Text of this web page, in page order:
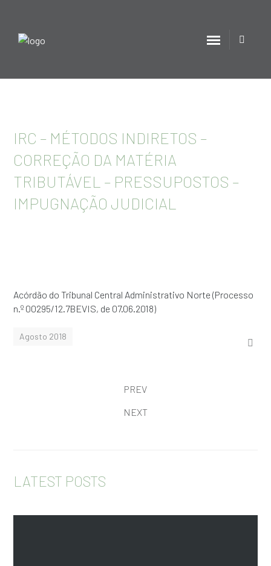
IRC – MÉTODOS INDIRETOS –
CORREÇÃO DA MATÉRIA
TRIBUTÁVEL – PRESSUPOSTOS –
IMPUGNAÇÃO JUDICIAL
Acórdão do Tribunal Central Administrativo Norte (Processo
n.º 00295/12.7BEVIS, de 07.06.2018)
Agosto 2018
PREV
NEXT
LATEST POSTS